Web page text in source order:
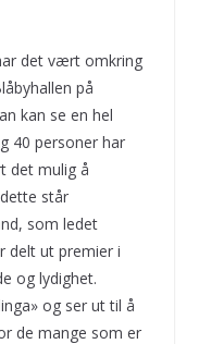
det vært omkring
på
kan se en hel
40 personer har
det mulig å
står
som ledet
delt ut premier i
og lydighet.
og ser ut til å
de mange som er